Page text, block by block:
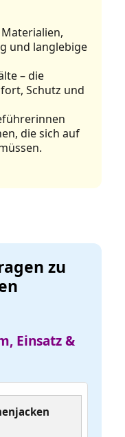
und langlebige
– die
Schutz und
die sich auf
zu
Einsatz &